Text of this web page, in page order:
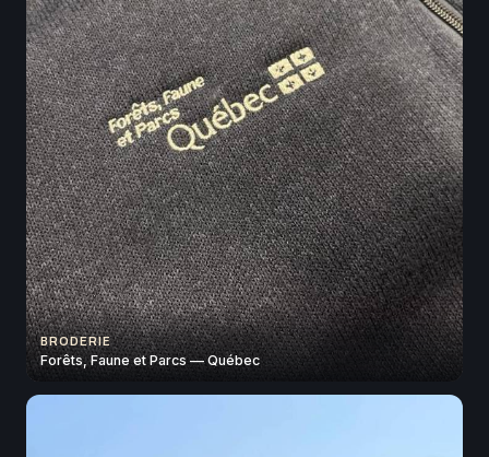
BRODERIE
Forêts, Faune et Parcs — Québec